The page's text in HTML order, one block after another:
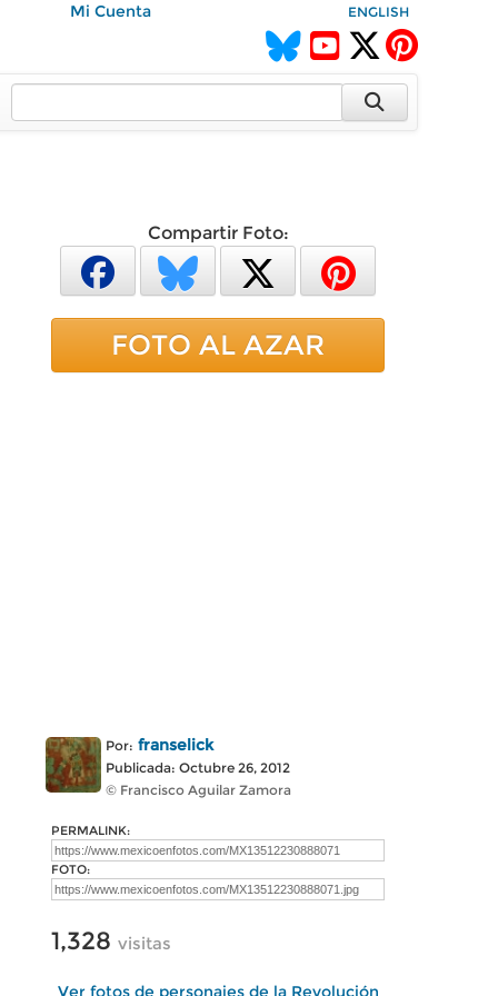
Mi Cuenta ENGLISH
Compartir Foto:
FOTO AL AZAR
Por: franselick
Publicada: Octubre 26, 2012
© Francisco Aguilar Zamora
PERMALINK:
FOTO:
1,328 visitas
Ver fotos de personajes de la Revolución